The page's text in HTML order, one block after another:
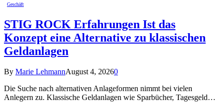
Geschäft
STIG ROCK Erfahrungen Ist das
Konzept eine Alternative zu klassischen
Geldanlagen
By Marie LehmannAugust 4, 20260
Die Suche nach alternativen Anlageformen nimmt bei vielen
Anlegern zu. Klassische Geldanlagen wie Sparbücher, Tagesgeld…